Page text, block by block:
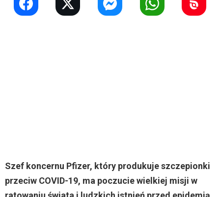
Szef koncernu Pfizer, który produkuje szczepionki
przeciw COVID-19, ma poczucie wielkiej misji w